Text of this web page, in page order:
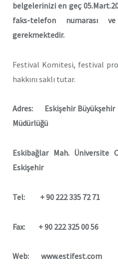
belgelerinizi en geç
faks-telefon numarası
gerekmektedir.
Festival Komitesi, festival
hakkını saklı tutar.
Adres: Eskişehir Büyükşehir
Müdürlüğü
Eskibağlar Mah. Üniversite
Eskişehir
Tel: + 90 222 335 72 71
Fax: + 90 222 325 00 56
Web: www.estifest.com